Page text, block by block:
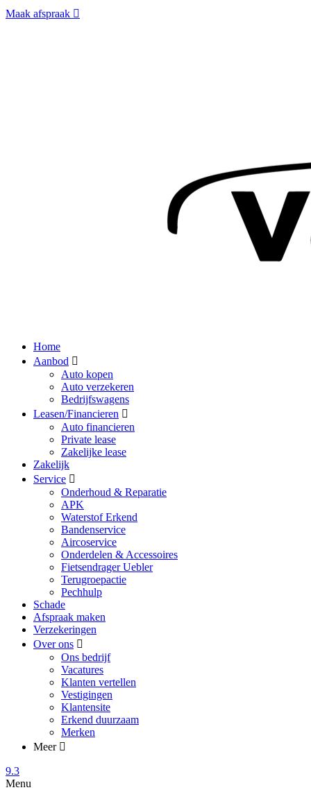
Maak afspraak
Home
Aanbod
Auto kopen
Auto verzekeren
Bedrijfswagens
Leasen/Financieren
Auto financieren
Private lease
Zakelijke lease
Zakelijk
Service
Onderhoud & Reparatie
APK
Waterstof Erkend
Bandenservice
Aircoservice
Onderdelen & Accessoires
Fietsendrager Uebler
Terugroepactie
Pechhulp
Schade
Afspraak maken
Verzekeringen
Over ons
Ons bedrijf
Vacatures
Klanten vertellen
Vestigingen
Klantensite
Erkend duurzaam
Merken
Meer
9.3
Menu